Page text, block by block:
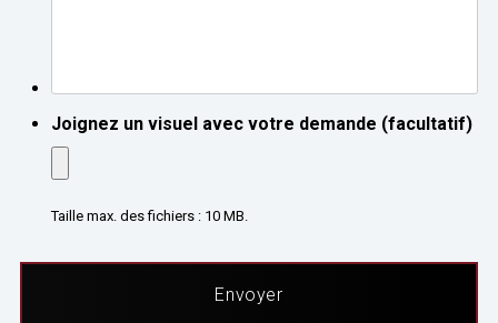
Joignez un visuel avec votre demande (facultatif)
Taille max. des fichiers : 10 MB.